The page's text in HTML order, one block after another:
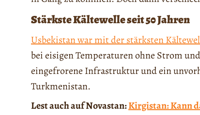
Stärkste Kältewelle seit 50 Jahren
Usbekistan war mit der stärksten
bei eisigen Temperaturen ohne Strom
eingefrorene Infrastruktur und ein
Turkmenistan.
Lest auch auf Novastan:Kirgistan: Kann